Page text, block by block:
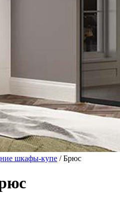
шкафы-купе / Брюс